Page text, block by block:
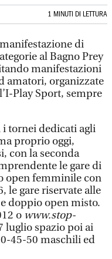
1 MINUTI DI LETTURA
di
al Bagno Prey
manifestazioni
amatori, organizzate
Play Sport, sempre
tornei dedicati agli
proprio oggi,
con la seconda
le gare di
open femminile con
le gare riservate alle
doppio open misto.
o www.stop-
luglio spazio poi ai
45-50 maschili ed